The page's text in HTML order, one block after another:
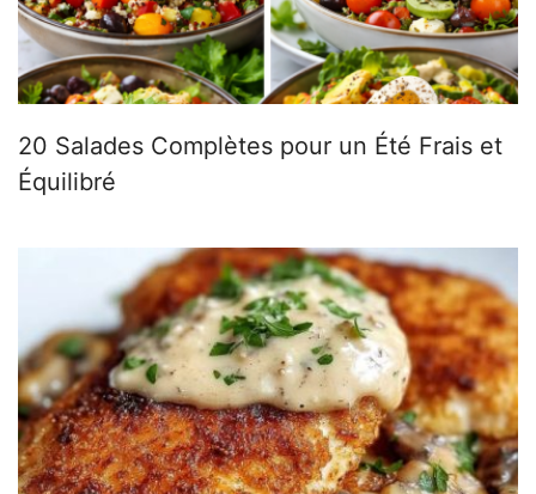
20 Salades Complètes pour un Été Frais et
Équilibré